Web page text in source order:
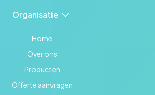
Organisatie
Home
Over ons
Producten
Offerte aanvragen